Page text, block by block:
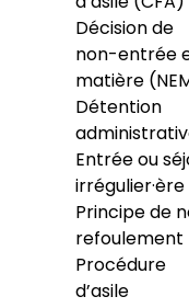
Décision de
non-entrée
matière
Détention
Entrée ou
irrégulier·ère
Principe de
refoulement
Procédure
d’asile